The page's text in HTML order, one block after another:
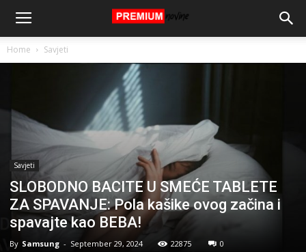
Home Savjeti
Savjeti
SLOBODNO BACITE U SMEĆE TABLETE
ZA SPAVANJE: Pola kašike ovog začina i
spavajte kao BEBA!
By Samsung - September 29, 2024 22875 0